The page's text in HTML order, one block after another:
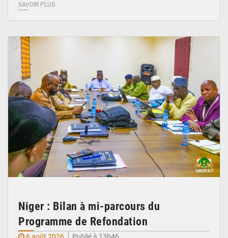
SAVOIR PLUS
Niger : Bilan à mi-parcours du
Programme de Refondation
6 août 2026 Publié à 13h46